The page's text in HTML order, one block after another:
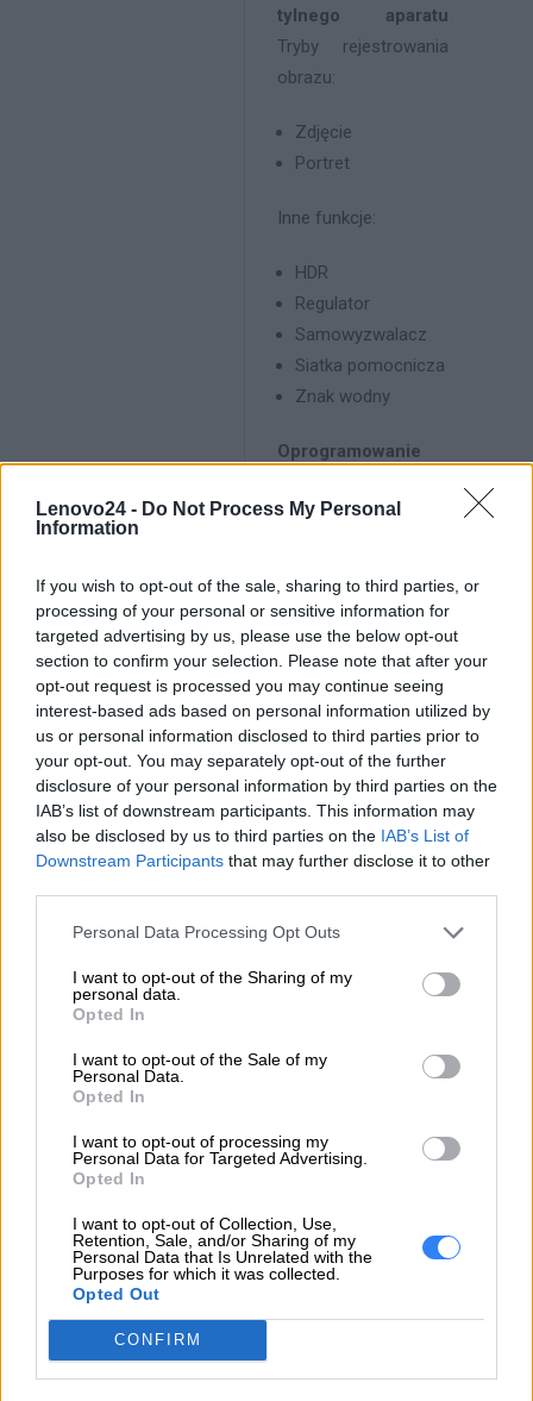
Lenovo24 - Do Not Process My Personal
Information
If you wish to opt-out of the sale, sharing to third parties, or
processing of your personal or sensitive information for
targeted advertising by us, please use the below opt-out
section to confirm your selection. Please note that after your
opt-out request is processed you may continue seeing
interest-based ads based on personal information utilized by
us or personal information disclosed to third parties prior to
your opt-out. You may separately opt-out of the further
disclosure of your personal information by third parties on the
IAB’s list of downstream participants. This information may
also be disclosed by us to third parties on the IAB’s List of
Downstream Participants that may further disclose it to other
Personal Data Processing Opt Outs
I want to opt-out of the Sharing of my
personal data.
Opted In
I want to opt-out of the Sale of my
Personal Data.
Opted In
I want to opt-out of processing my
Personal Data for Targeted Advertising.
Opted In
I want to opt-out of Collection, Use,
Retention, Sale, and/or Sharing of my
Personal Data that Is Unrelated with the
Purposes for which it was collected.
Opted Out
CONFIRM
Szczegółowe
tylnego aparatu
Tryby rejestrowania
obrazu:
Zdjęcie
Portret
Inne funkcje:
HDR
Regulator
Samowyzwalacz
Siatka pomocnicza
Znak wodny
Oprogramowanie
Tryby rejestrowania
Zdjęcie
Portret
Sztuczna
inteligencja:
Retuszowanie
twarzy
Lustro
HDR
Regulator
Siatka pomocnicza
Samowyzwalacz
Karta SIM Nano
Dual SIM
GPS Tak
Komunikacja
bezprzewodowa
WiFi
Bluetooth
LTE